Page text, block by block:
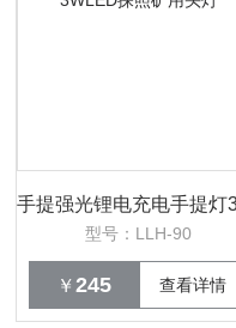
型号：LLH-90
￥245 查看详情